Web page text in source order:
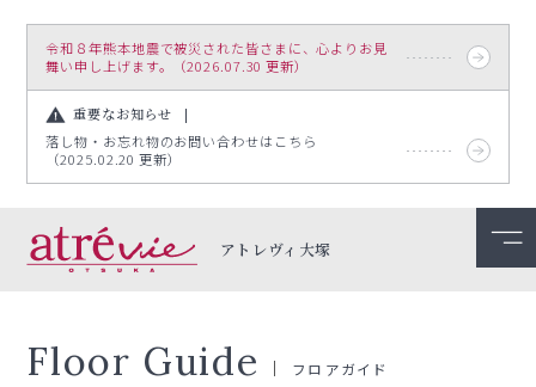
令和８年熊本地震で被災された皆さまに、心よりお見
舞い申し上げます。（2026.07.30 更新）
重要なお知らせ
落し物・お忘れ物のお問い合わせはこちら
（2025.02.20 更新）
アトレヴィ大塚
Floor Guide フロアガイド